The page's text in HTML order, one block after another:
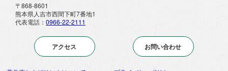
〒868-8601
熊本県人吉市西間下町7番地1
代表電話： 0966-22-2111
アクセス お問い合わせ